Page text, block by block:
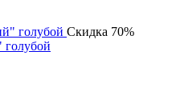
Скидка 70%